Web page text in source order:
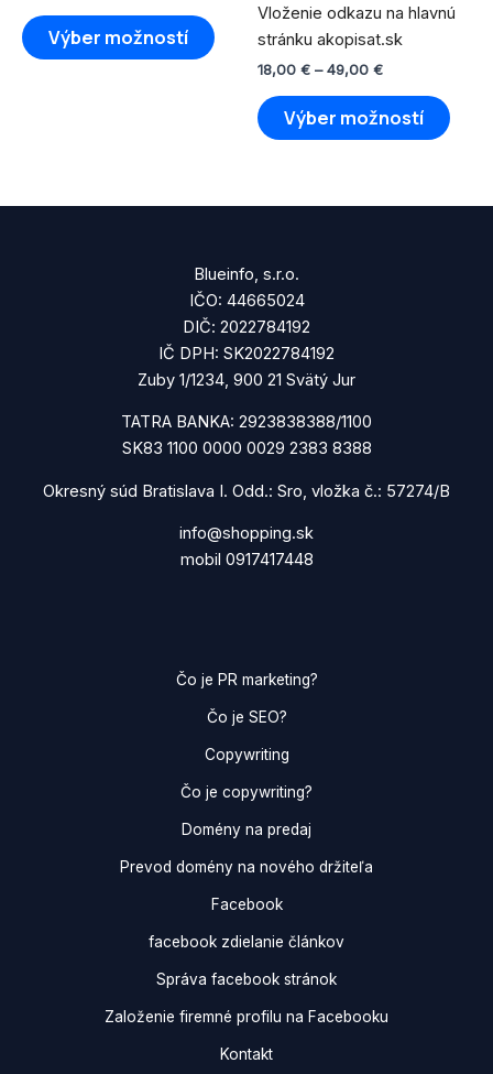
Výber možností
si
vybrať
stránke
Vloženie odkazu na hlavnú
stránku akopisat.sk
18,00 € – 49,00 €
Výber možností
Blueinfo, s.r.o.
IČO: 44665024
DIČ: 2022784192
IČ DPH: SK2022784192
Zuby 1/1234, 900 21 Svätý Jur
TATRA BANKA: 2923838388/1100
SK83 1100 0000 0029 2383 8388
Okresný súd Bratislava I. Odd.: Sro, vložka č.: 57274/B
info@shopping.sk
mobil 0917417448
Čo je PR marketing?
Čo je SEO?
Copywriting
Čo je copywriting?
Domény na predaj
Prevod domény na nového držiteľa
Facebook
facebook zdielanie článkov
Správa facebook stránok
Založenie firemné profilu na Facebooku
Kontakt